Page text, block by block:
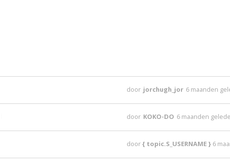
door jorchugh_jor 6 maanden
door KOKO-DO 6 maanden
door{ topic.S_USERNAME } 6